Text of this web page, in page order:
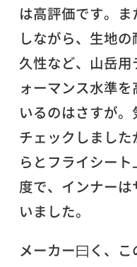
は高評価です。
しながら、生地
久性など、山岳
ォーマンス水準
いるのはさすが
チェックしまし
らとフライシー
度で、インナー
いました。
メーカー曰く、